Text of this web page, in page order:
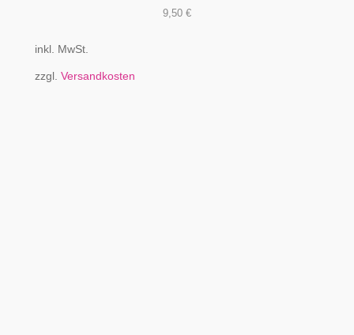
9,50 €
inkl. MwSt.
zzgl. Versandkosten